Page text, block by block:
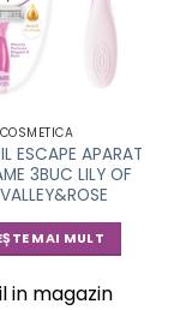
COSMETICA
ESCAPE APARAT
3BUC LILY OF
MAI MULT
in magazin